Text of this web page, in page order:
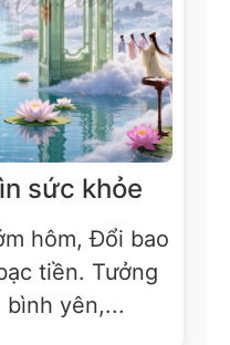
sức khỏe
hôm, Đổi bao
tiền. Tưởng
bình yên,...